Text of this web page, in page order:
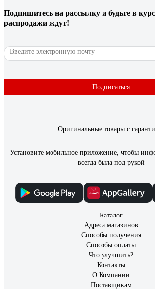
63 отзыва
Подпишитесь на рассылку и будьте в
распродажи ждут!
Подписаться
Оригинальные товары с
Установите мобильное приложение, чтобы
всегда была под рукой
Каталог
Адреса магазинов
Способы получения
Способы оплаты
Что улучшить?
Контакты
О Компании
Поставщикам